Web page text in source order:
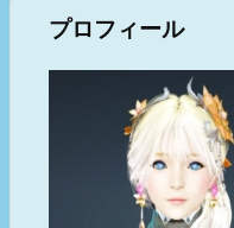
プロフィール